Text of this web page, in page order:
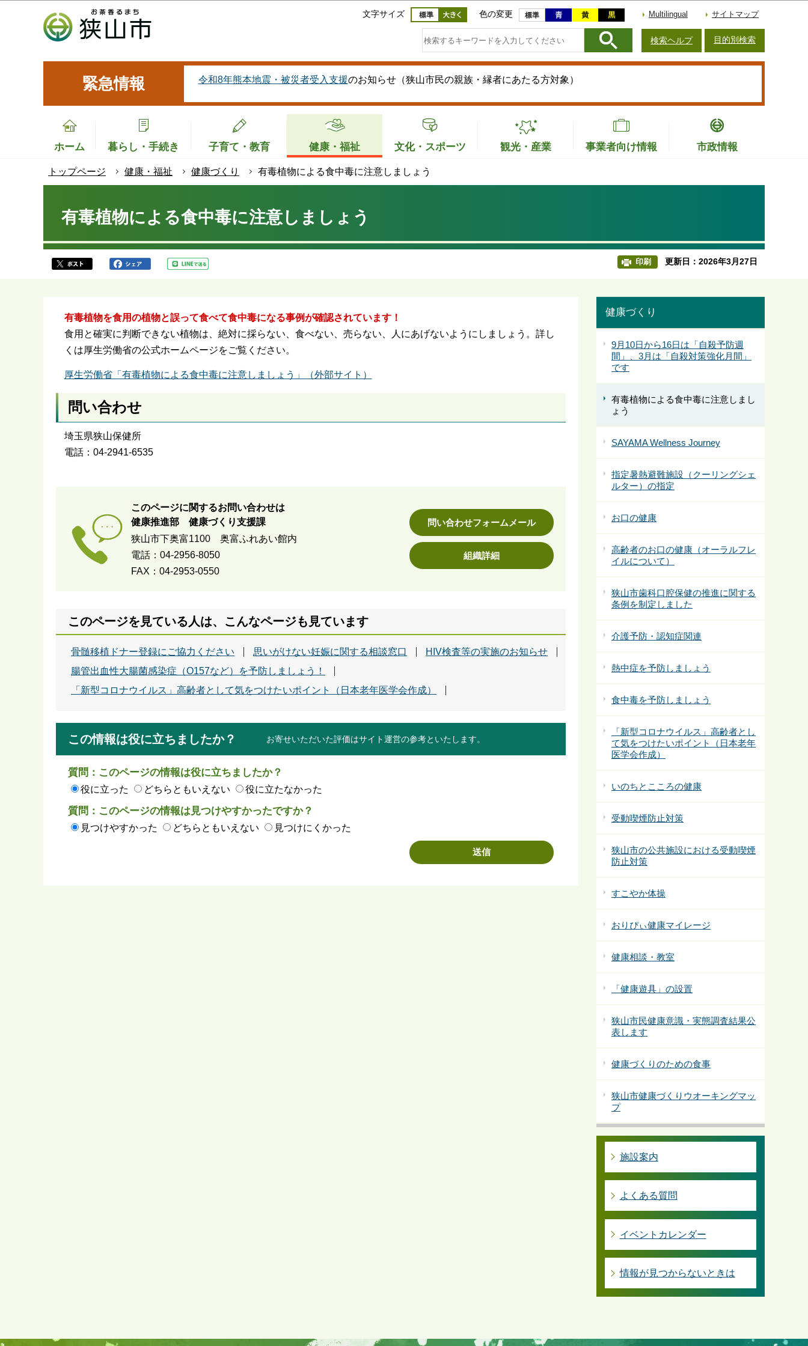
このページの本文へ移動
文字サイズ 色の変更 Multilingual サイトマップ
検索ヘルプ 目的別検索
緊急情報 令和8年熊本地震・被災者受入支援のお知らせ（狭山市民の親族・縁者にあたる方対象）
ホーム 暮らし・手続き 子育て・教育 健康・福祉 文化・スポーツ 観光・産業 事業者向け情報 市政情報
トップページ 健康・福祉 健康づくり 有毒植物による食中毒に注意しましょう
有毒植物による食中毒に注意しましょう
印刷 更新日：2026年3月27日
有毒植物を食用の植物と誤って食べて食中毒になる事例が確認されています！
食用と確実に判断できない植物は、絶対に採らない、食べない、売らない、人にあげないようにしましょう。詳し
くは厚生労働省の公式ホームページをご覧ください。
厚生労働省「有毒植物による食中毒に注意しましょう」（外部サイト）
問い合わせ
埼玉県狭山保健所
電話：04-2941-6535
このページに関するお問い合わせは
健康推進部 健康づくり支援課
狭山市下奥富1100 奥富ふれあい館内
電話：04-2956-8050
FAX：04-2953-0550
問い合わせフォームメール
組織詳細
このページを見ている人は、こんなページも見ています
骨髄移植ドナー登録にご協力ください 思いがけない妊娠に関する相談窓口
HIV検査等の実施のお知らせ
腸管出血性大腸菌感染症（O157など）を予防しましょう！
「新型コロナウイルス」高齢者として気をつけたいポイント（日本老年医学会作成）
この情報は役に立ちましたか？ お寄せいただいた評価はサイト運営の参考といたします。
質問：このページの情報は役に立ちましたか？
役に立った どちらともいえない 役に立たなかった
質問：このページの情報は見つけやすかったですか？
見つけやすかった どちらともいえない 見つけにくかった
健康づくり
9月10日から16日は「自殺予防週
間」、3月は「自殺対策強化月間」
です
有毒植物による食中毒に注意しまし
ょう
SAYAMA Wellness Journey
指定暑熱避難施設（クーリングシェ
ルター）の指定
お口の健康
高齢者のお口の健康（オーラルフレ
イルについて）
狭山市歯科口腔保健の推進に関する
条例を制定しました
介護予防・認知症関連
熱中症を予防しましょう
食中毒を予防しましょう
「新型コロナウイルス」高齢者とし
て気をつけたいポイント（日本老年
医学会作成）
いのちとこころの健康
受動喫煙防止対策
狭山市の公共施設における受動喫煙
防止対策
すこやか体操
おりぴぃ健康マイレージ
健康相談・教室
「健康遊具」の設置
狭山市民健康意識・実態調査結果公
表します
健康づくりのための食事
狭山市健康づくりウオーキングマッ
プ
施設案内
よくある質問
イベントカレンダー
情報が見つからないときは